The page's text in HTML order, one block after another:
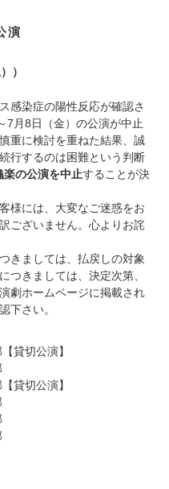
演
）
感染症の陽性反応が確認さ
7月8日（金）の公演が中止
重に検討を重ねた結果、誠
行するのは困難という判断
の公演を中止することが決
様には、大変なご迷惑をお
ございません。心よりお詫
きましては、払戻しの対象
つきましては、決定次第、
劇ホームページに掲載され
下さい。
貸切公演】
貸切公演】